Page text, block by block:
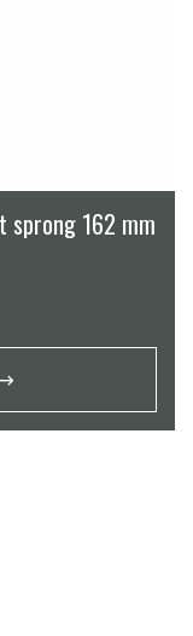
sprong 162 mm